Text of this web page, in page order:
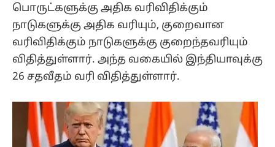
பொருட்களுக்கு அதிக வரிவிதிக்கும்
நாடுகளுக்கு அதிக வரியும், குறைவான
வரிவிதிக்கும் நாடுகளுக்கு குறைந்தவரியும்
விதித்துள்ளார். அந்த வகையில் இந்தியாவுக்கு
26 சதவீதம் வரி விதித்துள்ளார்.